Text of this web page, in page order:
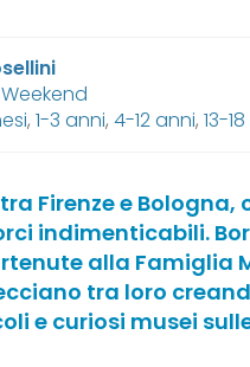
Weekend
, 1-3 anni, 4-12 anni, 13-
Firenze e Bologna,
indimenticabili.
alla Famiglia
tra loro
e curiosi musei